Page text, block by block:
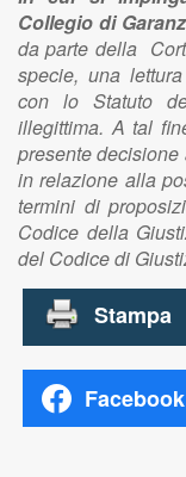
Collegio di
da parte della
specie, una
con lo Statuto
illegittima. A tal
presente
in relazione alla
termini di
Codice della
del Codice di
Facebook